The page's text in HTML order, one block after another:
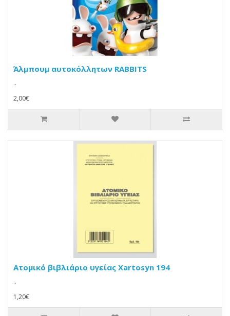
Άλμπουμ αυτοκόλλητων RABBITS
..
2,00€
Ατομικό βιβλιάριο υγείας Xartosyn 194
..
1,20€